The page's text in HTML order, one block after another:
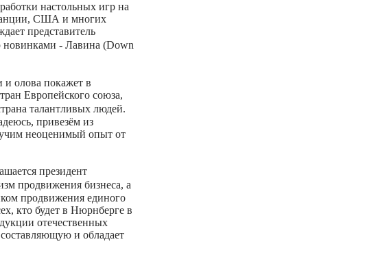
настольных игр на
США и многих
представитель
новинками - Лавина (Down
олова покажет в
Европейского союза,
талантливых людей.
привезём из
неоценимый опыт от
президент
продвижения бизнеса, а
продвижения единого
кто будет в Нюрнберге в
отечественных
и обладает